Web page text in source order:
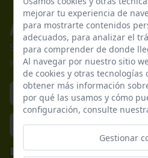
Apúntate a
Suscríbete a nuestra newsletter y
y promociones exclusivas.
He leído y acepto la
mejorar tu experiencia de
para mostrarte contenidos
adecuados, para analizar el
para comprender de donde
Al navegar por nuestro sitio
de cookies y otras tecnologías
obtener más información
por qué las usamos y cómo
configuración, consulte
Gestionar